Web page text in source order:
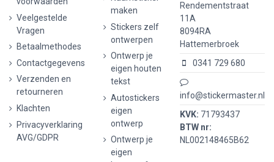
Veelgestelde
Vragen
Betaalmethodes
Contactgegevens
Verzenden en
retourneren
Klachten
Privacyverklaring
AVG/GDPR
maken
Stickers zelf
ontwerpen
Ontwerp je
eigen houten
tekst
Autostickers
eigen
ontwerp
Ontwerp je
eigen
Rendementstraat
11A
8094RA
Hattemerbroek
0341 729 680
info@stickermaster.nl
KVK: 71793437
BTW nr:
NL002148465B62